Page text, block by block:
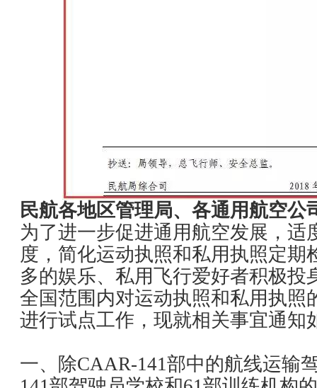
民航各地区管理局、各通用航空公
为了进一步促进通用航空发展，适
度，简化运动执照和私用执照定期
多的娱乐、私用飞行爱好者积极投
全国范围内对运动执照和私用执照
进行试点工作，现就相关事宜通知
一、除CAAR-141部中的航线运输